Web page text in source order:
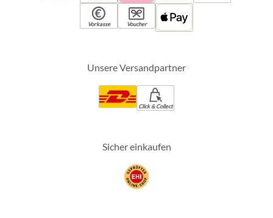
Vorkasse Voucher
Unsere Versandpartner
Click & Collect
Sicher einkaufen